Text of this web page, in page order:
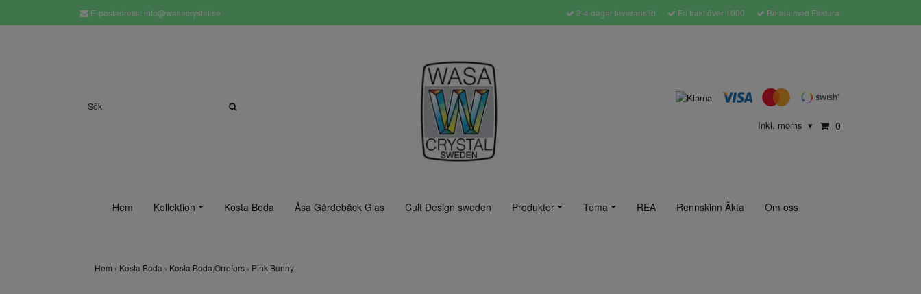
E-postadress: info@wasacrystal.se 2-4 dagar leveranstid Fri frakt över 1000 Betala med Faktura
Inkl. moms ▾ 0
Hem Kollektion Kosta Boda Åsa Gårdebäck Glas Cult Design sweden Produkter Tema REA Rennskinn Äkta Om oss
Hem › Kosta Boda › Kosta Boda,Orrefors › Pink Bunny